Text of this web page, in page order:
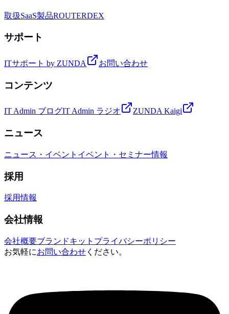
取扱SaaS製品ROUTERDEX
サポート
ITサポート by ZUNDA お問い合わせ
コンテンツ
IT Admin ブログIT Admin ラジオ ZUNDA Kaigi
ニュース
ニュース・イベント イベント・セミナー情報
採用
採用情報
会社情報
会社概要ブランドキット プライバシーポリシー
お気軽にお問い合わせ ください。